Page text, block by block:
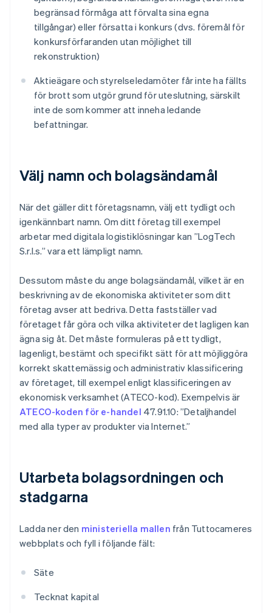
begränsad förmåga att förvalta sina egna
tillgångar) eller försatta i konkurs (dvs. föremål för
konkursförfaranden utan möjlighet till
rekonstruktion)
Aktieägare och styrelseledamöter får inte ha fällts
för brott som utgör grund för uteslutning, särskilt
inte de som kommer att inneha ledande
befattningar.
Välj namn och bolagsändamål
När det gäller ditt företagsnamn, välj ett tydligt och
igenkännbart namn. Om ditt företag till exempel
arbetar med digitala logistiklösningar kan ”LogTech
S.r.l.s.” vara ett lämpligt namn.
Dessutom måste du ange bolagsändamål, vilket är en
beskrivning av de ekonomiska aktiviteter som ditt
företag avser att bedriva. Detta fastställer vad
företaget får göra och vilka aktiviteter det lagligen kan
ägna sig åt. Det måste formuleras på ett tydligt,
lagenligt, bestämt och specifikt sätt för att möjliggöra
korrekt skattemässig och administrativ klassificering
av företaget, till exempel enligt klassificeringen av
ekonomisk verksamhet (ATECO-kod). Exempelvis är
ATECO-koden för e-handel 47.91.10: ”Detaljhandel
med alla typer av produkter via Internet.”
Utarbeta bolagsordningen och
stadgarna
Ladda ner den ministeriella mallen från Tuttocameres
webbplats och fyll i följande fält:
Säte
Tecknat kapital